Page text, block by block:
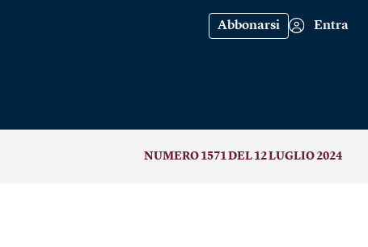
Abbonarsi Entra
NUMERO 1571 DEL 12 LUGLIO 2024